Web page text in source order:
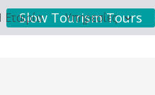
Υπηρεσίες
Slow Tourism Tours